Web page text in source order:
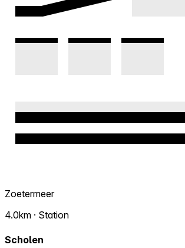
Zoetermeer
4.0km · Station
Scholen